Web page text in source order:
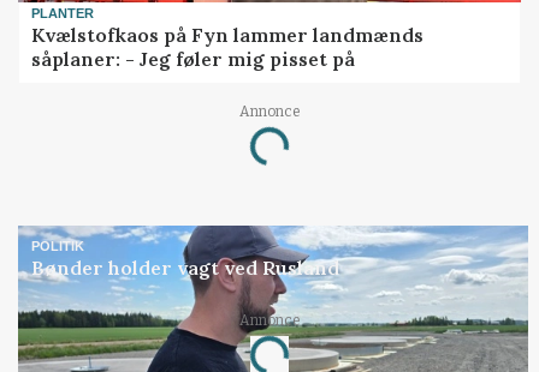
PLANTER
Kvælstofkaos på Fyn lammer landmænds
såplaner: - Jeg føler mig pisset på
Annonce
Loading...
POLITIK
Bønder holder vagt ved Rusland
Annonce
Loading...